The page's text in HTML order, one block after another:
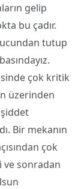
gelip
bu çadır.
ucundan tutup
çok kritik
üzerinden
Bir mekanın
çok
ve sonradan